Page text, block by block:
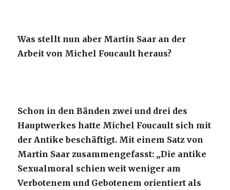
Was stellt nun aber Martin Saar an der
Arbeit von Michel Foucault heraus?
Schon in den Bänden zwei und drei des
Hauptwerkes hatte Michel Foucault sich mit
der Antike beschäftigt. Mit einem Satz von
Martin Saar zusammengefasst: „Die antike
Sexualmoral schien weit weniger am
Verbotenem und Gebotenem orientiert als